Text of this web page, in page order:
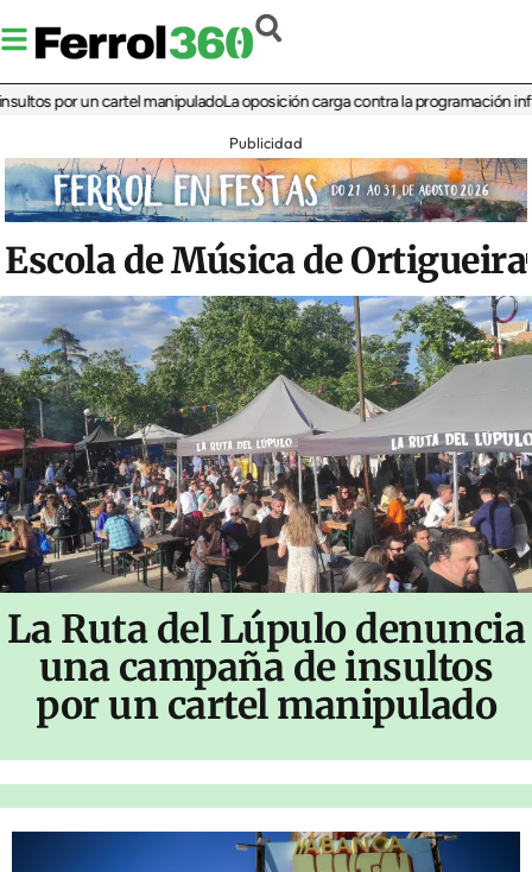
por un cartel manipuladoLa oposición carga contra la programación infantil
Publicidad
Escola de Música de Ortigueira
La Ruta del Lúpulo denuncia
una campaña de insultos
por un cartel manipulado